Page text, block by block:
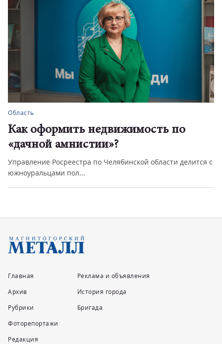
Область
Как оформить недвижимость по
«дачной амнистии»?
Управление Росреестра по Челябинской области делится с
южноуральцами пол...
Главная
Архив
Рубрики
Фоторепортажи
Редакция
Реклама и объявления
История города
Бригада